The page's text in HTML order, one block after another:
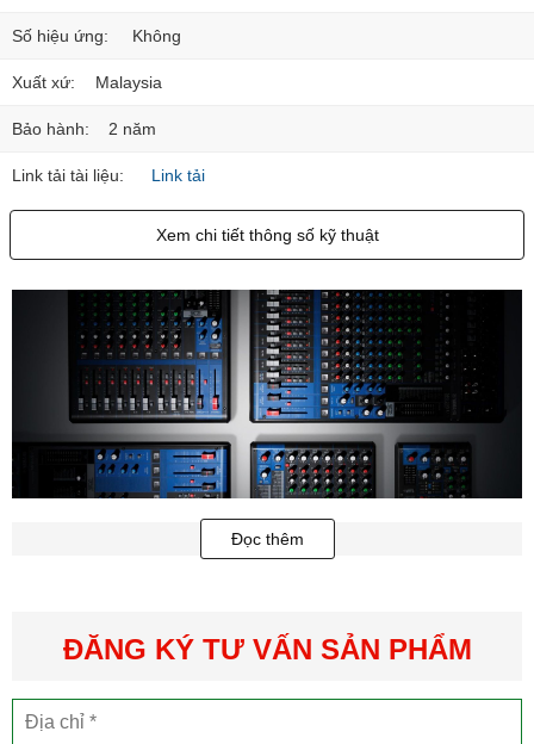
Số hiệu ứng: Không
Xuất xứ: Malaysia
Bảo hành: 2 năm
Link tải tài liệu: Link tải
Xem chi tiết thông số kỹ thuật
Đọc thêm
ĐĂNG KÝ TƯ VẤN SẢN PHẨM